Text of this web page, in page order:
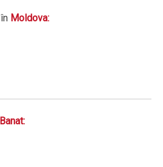
în Moldova:
Banat: